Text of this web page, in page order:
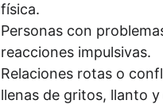
física.
Personas con
reacciones impulsivas.
Relaciones rotas o
llenas de gritos, llanto